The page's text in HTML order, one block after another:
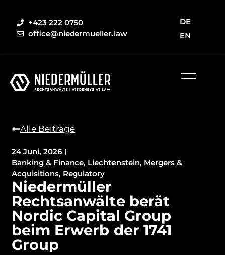
+423 222 0750
office@niedermueller.law
DE
EN
Alle Beiträge
24 Juni, 2026
Banking & Finance, Liechtenstein, Mergers &
Acquisitions, Regulatory
Niedermüller
Rechtsanwälte berät
Nordic Capital Group
beim Erwerb der 1741
Group